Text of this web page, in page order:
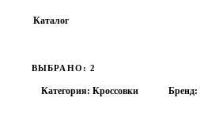
Каталог
ВЫБРАНО: 2
Категория: Кроссовки